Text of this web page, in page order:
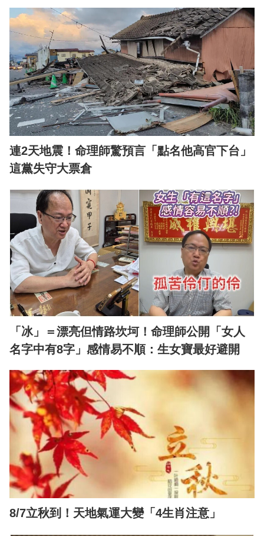
連2天地震！命理師驚預言「點名他高官下台」
這黨失守大票倉
「冰」＝漂亮但情路坎坷！命理師公開「女人
名字中有8字」感情易不順：生女寶最好避開
8/7立秋到！天地氣運大變「4生肖注意」